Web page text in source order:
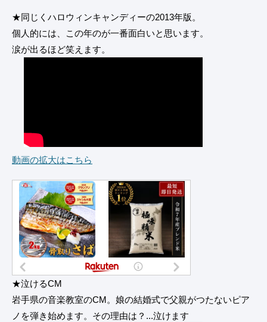
★同じくハロウィンキャンディーの2013年版。
個人的には、この年のが一番面白いと思います。
涙が出るほど笑えます。
動画の拡大はこちら
★泣けるCM
岩手県の音楽教室のCM。娘の結婚式で父親がつたないピア
ノを弾き始めます。その理由は？...泣けます